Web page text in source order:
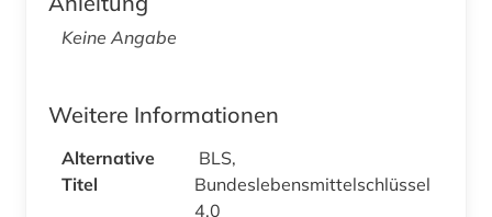
Keine Angabe
Weitere Informationen
Alternative
Titel
BLS,
Bundeslebensmittelschlüssel
4.0